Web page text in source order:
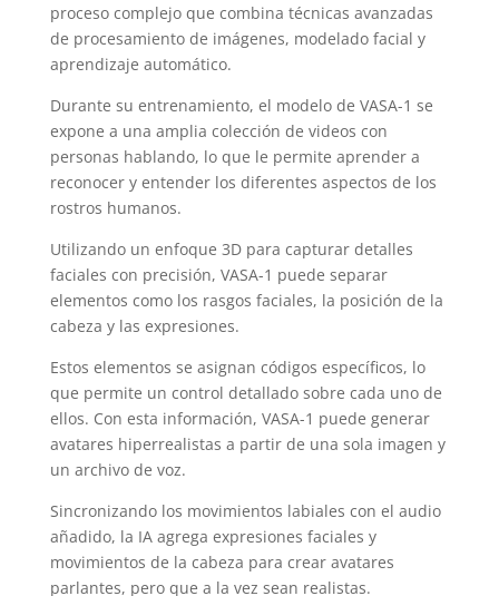
proceso complejo que combina técnicas avanzadas
de procesamiento de imágenes, modelado facial y
aprendizaje automático.
Durante su entrenamiento, el modelo de VASA-1 se
expone a una amplia colección de videos con
personas hablando, lo que le permite aprender a
reconocer y entender los diferentes aspectos de los
rostros humanos.
Utilizando un enfoque 3D para capturar detalles
faciales con precisión, VASA-1 puede separar
elementos como los rasgos faciales, la posición de la
cabeza y las expresiones.
Estos elementos se asignan códigos específicos, lo
que permite un control detallado sobre cada uno de
ellos. Con esta información, VASA-1 puede generar
avatares hiperrealistas a partir de una sola imagen y
un archivo de voz.
Sincronizando los movimientos labiales con el audio
añadido, la IA agrega expresiones faciales y
movimientos de la cabeza para crear avatares
parlantes, pero que a la vez sean realistas.